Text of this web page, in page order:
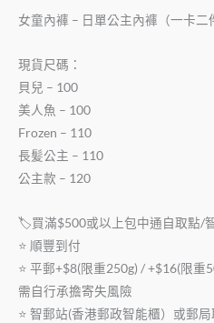
女童內褲 – ️️️️日單公主內褲（一卡二
現貨尺碼：
貝兒 – 100
美人魚 – 100
Frozen – 110
長髪公主 – 110
公主款 – 120
🏷買滿$500或以上包中通自取點/
⭐️ 順豐到付
⭐️ 平郵+$8(限重250g) / +$16(限重
需自行承擔寄失風險
⭐️ 智郵站(香港郵政智能櫃）或郵局